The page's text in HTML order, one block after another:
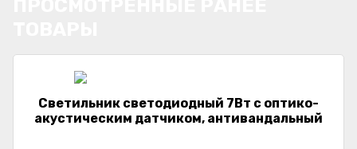
Светильник светодиодный 7Вт с оптико-
акустическим датчиком, антивандальный